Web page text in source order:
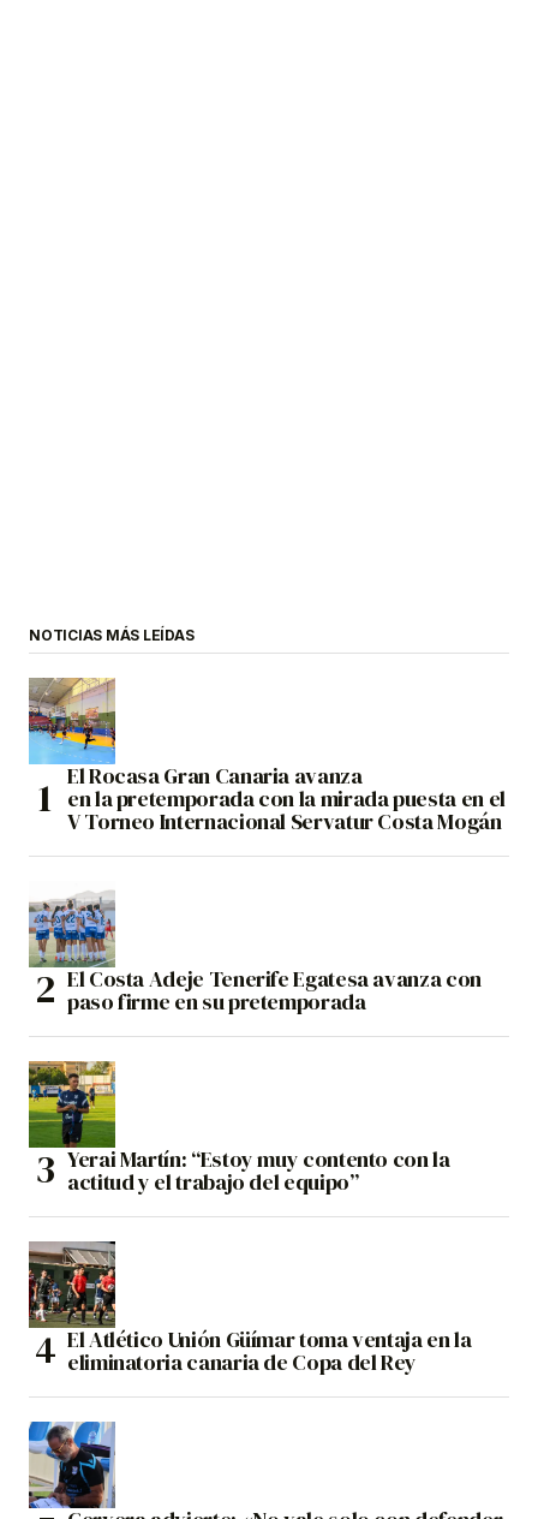
NOTICIAS MÁS LEÍDAS
El Rocasa Gran Canaria avanza
en la pretemporada con la mirada puesta en el
V Torneo Internacional Servatur Costa Mogán
El Costa Adeje Tenerife Egatesa avanza con
paso firme en su pretemporada
Yerai Martín: “Estoy muy contento con la
actitud y el trabajo del equipo”
El Atlético Unión Güímar toma ventaja en la
eliminatoria canaria de Copa del Rey